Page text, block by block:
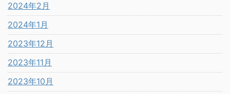
2024年2月
2024年1月
2023年12月
2023年11月
2023年10月